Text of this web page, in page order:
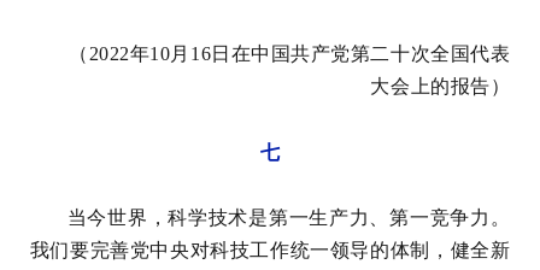
（2022年10月16日在中国共产党第二十次全国代表
大会上的报告）
七
当今世界，科学技术是第一生产力、第一竞争力。
我们要完善党中央对科技工作统一领导的体制，健全新